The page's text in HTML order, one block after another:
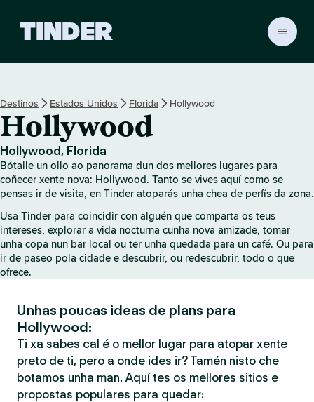
r
H
o
e
Destinos Estados Unidos Florida Hollywood
Hollywood
Hollywood, Florida
Bótalle un ollo ao panorama dun dos mellores lugares para
coñecer xente nova: Hollywood. Tanto se vives aquí como se
pensas ir de visita, en Tinder atoparás unha chea de perfís da zona.
Usa Tinder para coincidir con alguén que comparta os teus
intereses, explorar a vida nocturna cunha nova amizade, tomar
unha copa nun bar local ou ter unha quedada para un café. Ou para
ir de paseo pola cidade e descubrir, ou redescubrir, todo o que
ofrece.
Unhas poucas ideas de plans para
Hollywood:
Ti xa sabes cal é o mellor lugar para atopar xente
preto de ti, pero a onde ides ir? Tamén nisto che
botamos unha man. Aquí tes os mellores sitios e
propostas populares para quedar: